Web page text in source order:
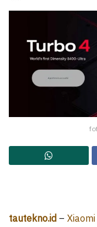
tautekno.id – Xiaomi